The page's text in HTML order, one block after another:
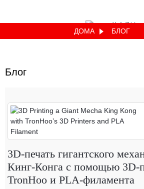
ДОМА БЛОГ
Блог
3D-печать гигантского
Кинг-Конга с помощью 3D-
TronHoo и PLA-филамента